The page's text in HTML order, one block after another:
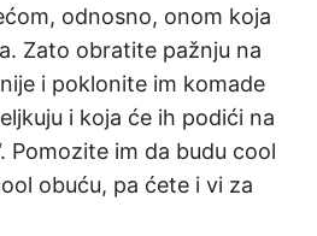
odnosno, onom koja
Zato obratite pažnju na
i poklonite im komade
i koja će ih podići na
Pomozite im da budu cool
obuću, pa ćete i vi za